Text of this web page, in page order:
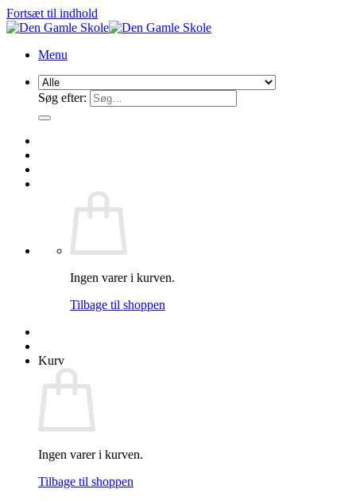
Fortsæt til indhold
Menu
Søg efter:
Ingen varer i kurven.
Tilbage til shoppen
Kurv
Ingen varer i kurven.
Tilbage til shoppen